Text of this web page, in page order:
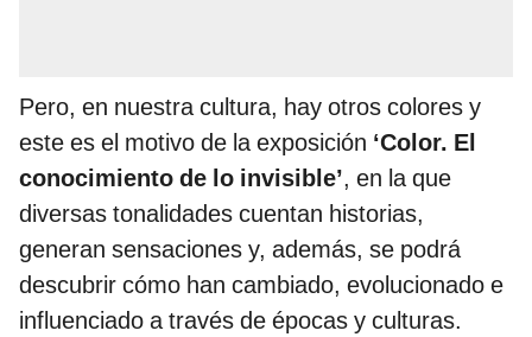
Pero, en nuestra cultura, hay otros colores y
este es el motivo de la exposición ‘Color. El
conocimiento de lo invisible’, en la que
diversas tonalidades cuentan historias,
generan sensaciones y, además, se podrá
descubrir cómo han cambiado, evolucionado e
influenciado a través de épocas y culturas.